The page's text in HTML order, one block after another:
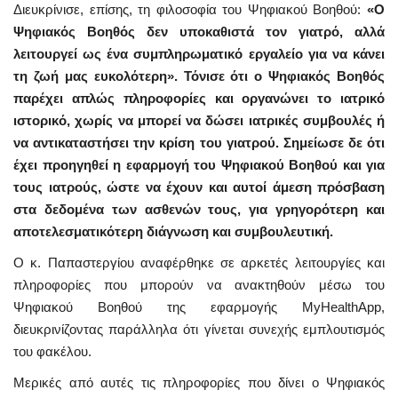
Διευκρίνισε, επίσης, τη φιλοσοφία του Ψηφιακού Βοηθού: «Ο
Ψηφιακός Βοηθός δεν υποκαθιστά τον γιατρό, αλλά
λειτουργεί ως ένα συμπληρωματικό εργαλείο για να κάνει
τη ζωή μας ευκολότερη». Τόνισε ότι ο Ψηφιακός Βοηθός
παρέχει απλώς πληροφορίες και οργανώνει το ιατρικό
ιστορικό, χωρίς να μπορεί να δώσει ιατρικές συμβουλές ή
να αντικαταστήσει την κρίση του γιατρού. Σημείωσε δε ότι
έχει προηγηθεί η εφαρμογή του Ψηφιακού Βοηθού και για
τους ιατρούς, ώστε να έχουν και αυτοί άμεση πρόσβαση
στα δεδομένα των ασθενών τους, για γρηγορότερη και
αποτελεσματικότερη διάγνωση και συμβουλευτική.
Ο κ. Παπαστεργίου αναφέρθηκε σε αρκετές λειτουργίες και
πληροφορίες που μπορούν να ανακτηθούν μέσω του
Ψηφιακού Βοηθού της εφαρμογής MyHealthApp,
διευκρινίζοντας παράλληλα ότι γίνεται συνεχής εμπλουτισμός
του φακέλου.
Μερικές από αυτές τις πληροφορίες που δίνει ο Ψηφιακός